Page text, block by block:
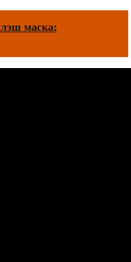
маска: